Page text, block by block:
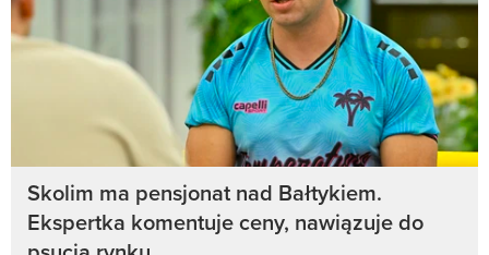
Skolim ma pensjonat nad Bałtykiem.
Ekspertka komentuje ceny, nawiązuje do